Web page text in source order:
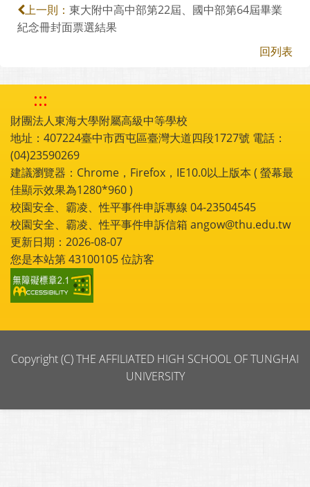
上一則： 東大附中高中部第22屆、國中部第64屆畢業
紀念冊封面票選結果
回列表
:::
財團法人東海大學附屬高級中等學校
地址：407224臺中市西屯區臺灣大道四段1727號 電話：
(04)23590269
建議瀏覽器：Chrome，Firefox，IE10.0以上版本 ( 螢幕最
佳顯示效果為1280*960 )
校園安全、霸凌、性平事件申訴專線 04-23504545
校園安全、霸凌、性平事件申訴信箱 angow@thu.edu.tw
更新日期：2026-08-07
您是本站第43100105位訪客
Copyright (C) THE AFFILIATED HIGH SCHOOL OF TUNGHAI
UNIVERSITY